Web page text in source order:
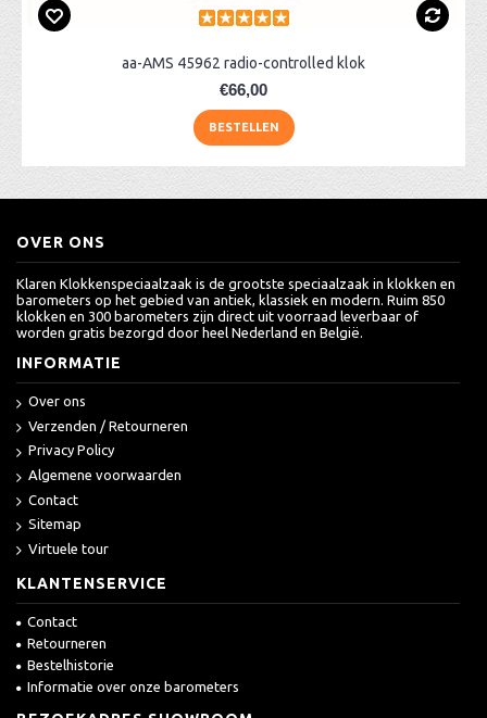
aa-AMS 45962 radio-controlled klok
€66,00
BESTELLEN
OVER ONS
Klaren Klokkenspeciaalzaak is de grootste speciaalzaak in klokken en
barometers op het gebied van antiek, klassiek en modern. Ruim 850
klokken en 300 barometers zijn direct uit voorraad leverbaar of
worden gratis bezorgd door heel Nederland en België.
INFORMATIE
Over ons
Verzenden / Retourneren
Privacy Policy
Algemene voorwaarden
Contact
Sitemap
Virtuele tour
KLANTENSERVICE
Contact
Retourneren
Bestelhistorie
Informatie over onze barometers